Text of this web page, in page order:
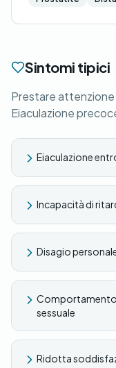
Sintomi tipici
Prestare attenzione
Eiaculazione
Eiaculazione
Incapacità di
Disagio
sessuale
Ridotta